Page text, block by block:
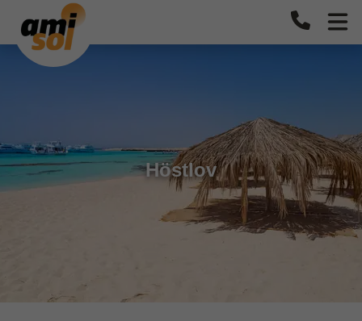
Höstlov